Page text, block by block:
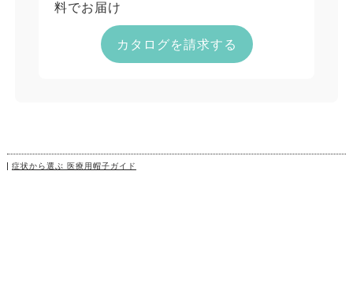
料でお届け
カタログを請求する
症状から選ぶ 医療用帽子ガイド